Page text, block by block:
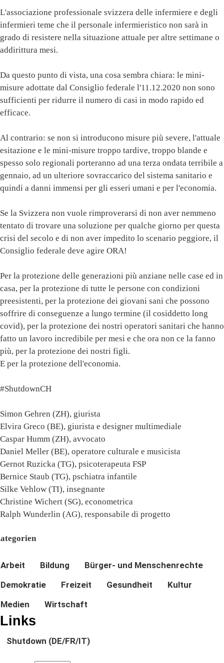
L'associazione professionale svizzera delle infermiere e degli
infermieri teme che il personale infermieristico non sarà in
grado di resistere nella situazione attuale per altre settimane o
addirittura mesi.
Da questo punto di vista, una cosa sembra chiara: le mini-
misure adottate dal Consiglio federale l'11.12.2020 non sono
sufficienti per ridurre il numero di casi in modo rapido ed
efficace.
Al contrario: se non si introducono misure più severe, l'attuale
esitazione e le mini-misure troppo tardive, troppo blande e
spesso solo regionali porteranno ad una terza ondata terribile a
gennaio, ad un ulteriore sovraccarico del sistema sanitario e
quindi a danni immensi per gli esseri umani e per l'economia.
Se la Svizzera non vuole rimproverarsi di non aver nemmeno
tentato di trovare una soluzione per qualche giorno per questa
crisi del secolo e di non aver impedito lo scenario peggiore, il
Consiglio federale deve agire ORA!
Per la protezione delle generazioni più anziane nelle case ed in
casa, per la protezione di tutte le persone con condizioni
preesistenti, per la protezione dei giovani sani che possono
soffrire di conseguenze a lungo termine (il cosiddetto long
covid), per la protezione dei nostri operatori sanitari che hanno
fatto un lavoro incredibile per mesi e che ora non ce la fanno
più, per la protezione dei nostri figli.
E per la protezione dell'economia.
#ShutdownCH
Simon Gehren (ZH), giurista
Elvira Greco (BE), giurista e designer multimediale
Caspar Humm (ZH), avvocato
Daniel Meller (BE), operatore culturale e musicista
Gernot Ruzicka (TG), psicoterapeuta FSP
Bernice Staub (TG), pschiatra infantile
Silke Vehlow (TI), insegnante
Christine Wichert (SG), econometrica
Ralph Wunderlin (AG), responsabile di progetto
Arbeit Bildung
Bürger- und Menschenrechte
Demokratie
Freizeit Gesundheit
Kultur
Medien
Wirtschaft
Links
Shutdown (DE/FR/IT)